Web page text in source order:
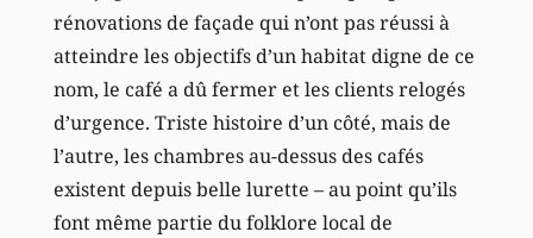
rénovations de façade qui n’ont pas réussi à
atteindre les objectifs d’un habitat digne de ce
nom, le café a dû fermer et les clients relogés
d’urgence. Triste histoire d’un côté, mais de
l’autre, les chambres au-dessus des cafés
existent depuis belle lurette – au point qu’ils
font même partie du folklore local de